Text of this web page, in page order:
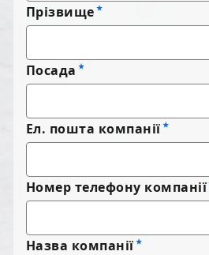
Прізвище
Посада
Ел. пошта компанії
Номер телефону компанії
Назва компанії